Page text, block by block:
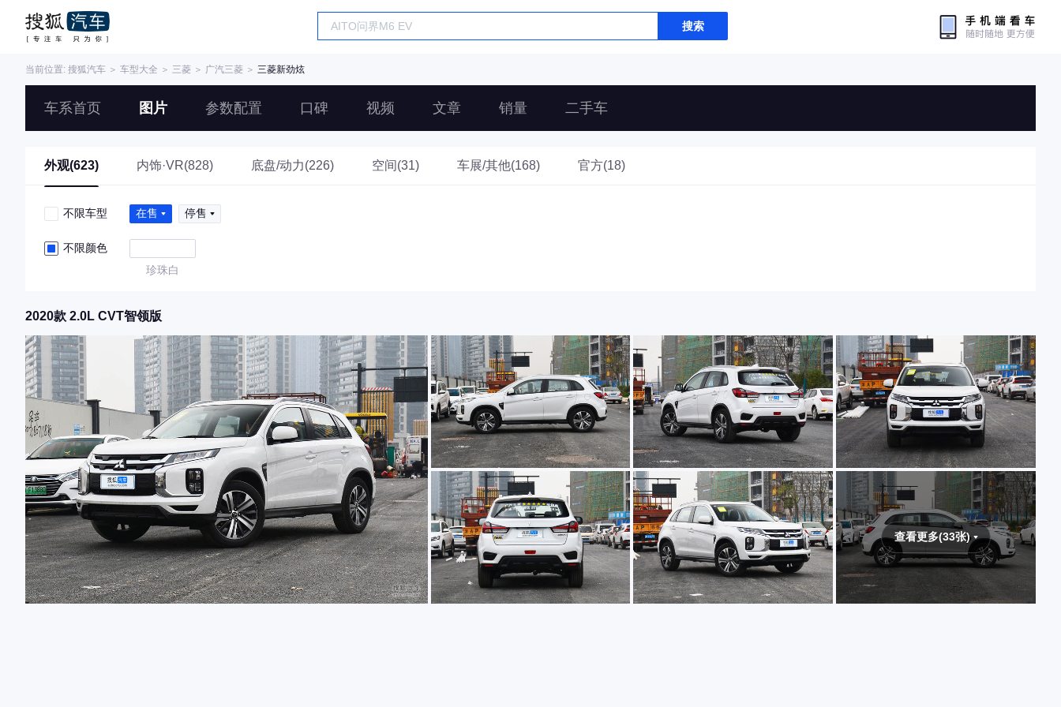
搜索
当前位置: 搜狐汽车 ＞ 车型大全 ＞ 三菱 ＞ 广汽三菱 ＞ 三菱新劲炫
车系首页 图片 参数配置 口碑 视频 文章 销量 二手车
外观(623) 内饰·VR(828) 底盘/动力(226) 空间(31) 车展/其他(168) 官方(18)
不限车型 在售 停售
不限颜色
珍珠白
2020款 2.0L CVT智领版
查看更多(33张)